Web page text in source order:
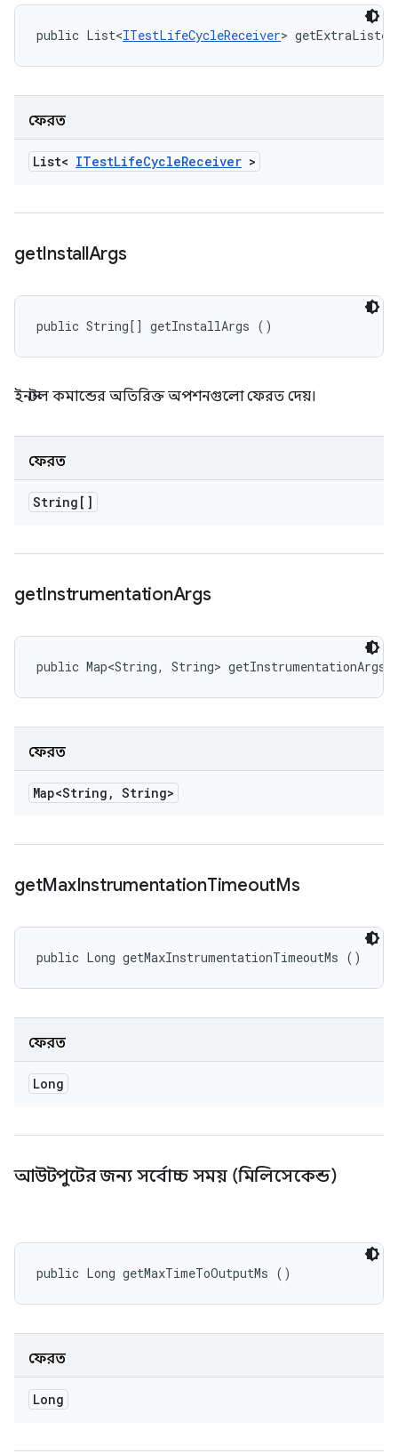
public List<ITestLifeCycleReceiver>
ফেরত
List< ITestLifeCycleReceiver >
getInstallArgs
public String[] getInstallArgs ()
ইনস্টল কমান্ডের অতিরিক্ত অপশনগুলো ফেরত দেয়।
ফেরত
String[]
getInstrumentationArgs
public Map<String, String> getInstrumentationArgs
ফেরত
Map<String , String>
getMaxInstrumentationTimeoutMs
public Long getMaxInstrumentationTimeoutMs ()
ফেরত
Long
আউটপুটের জন্য সর্বোচ্চ সময় (মিলিসেকেন্ড)
public Long getMaxTimeToOutputMs ()
ফেরত
Long